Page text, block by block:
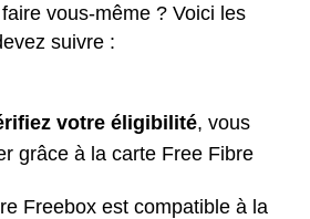
vous-même ? Voici les
suivre :
votre éligibilité, vous
grâce à la carte Free Fibre
Freebox est compatible à la